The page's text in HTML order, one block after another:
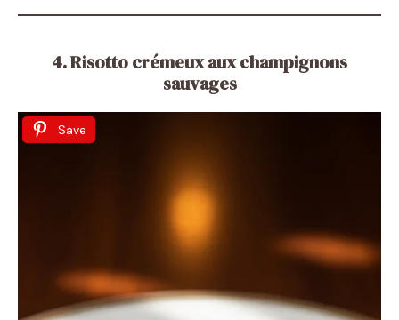
4. Risotto crémeux aux champignons
sauvages
Save